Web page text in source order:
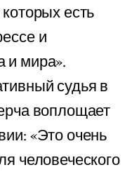
есть
и
и мира».
судья в
воплощает
«Это очень
человеческого